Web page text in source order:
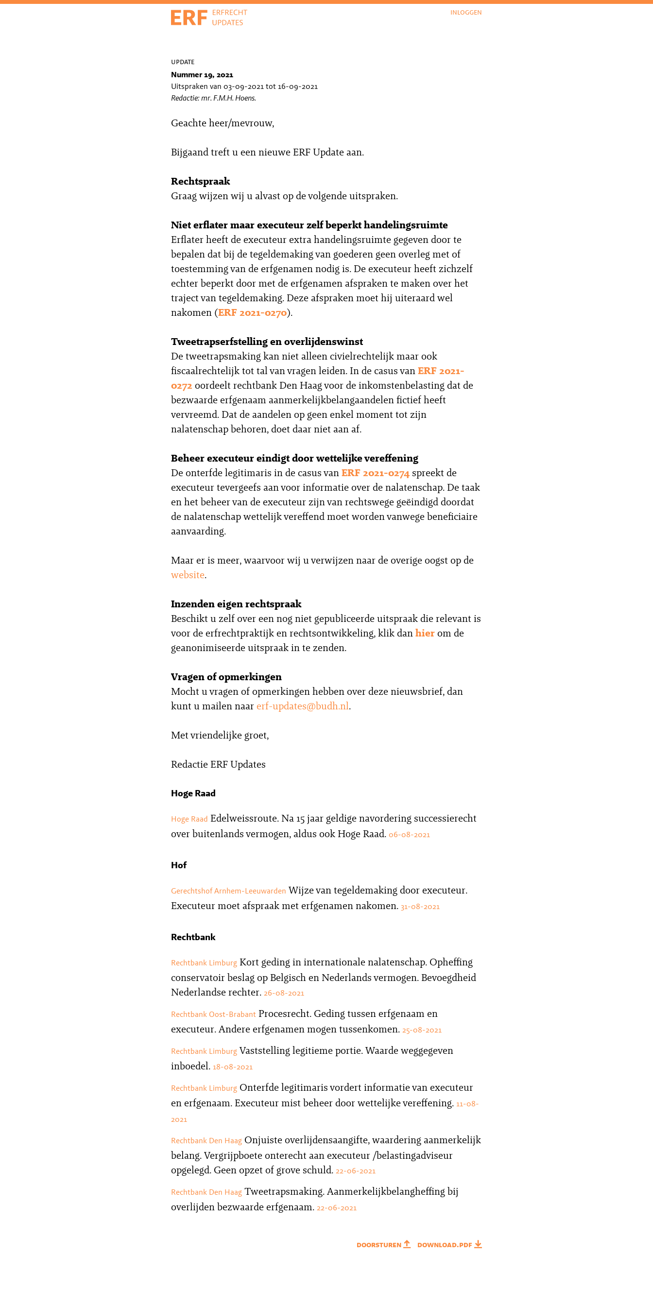
inloggen
update
Nummer 19, 2021
Uitspraken van 03-09-2021 tot 16-09-2021
Redactie: mr. F.M.H. Hoens.
Geachte heer/mevrouw,
Bijgaand treft u een nieuwe ERF Update aan.
Rechtspraak
Graag wijzen wij u alvast op de volgende uitspraken.
Niet erflater maar executeur zelf beperkt handelingsruimte
Erflater heeft de executeur extra handelingsruimte gegeven door te
bepalen dat bij de tegeldemaking van goederen geen overleg met of
toestemming van de erfgenamen nodig is. De executeur heeft zichzelf
echter beperkt door met de erfgenamen afspraken te maken over het
traject van tegeldemaking. Deze afspraken moet hij uiteraard wel
nakomen (ERF 2021-0270).
Tweetrapserfstelling en overlijdenswinst
De tweetrapsmaking kan niet alleen civielrechtelijk maar ook
fiscaalrechtelijk tot tal van vragen leiden. In de casus vanERF 2021-
0272 oordeelt rechtbank Den Haag voor de inkomstenbelasting dat de
bezwaarde erfgenaam aanmerkelijkbelangaandelen fictief heeft
vervreemd. Dat de aandelen op geen enkel moment tot zijn
nalatenschap behoren, doet daar niet aan af.
Beheer executeur eindigt door wettelijke vereffening
De onterfde legitimaris in de casus vanERF 2021-0274spreekt de
executeur tevergeefs aan voor informatie over de nalatenschap. De taak
en het beheer van de executeur zijn van rechtswege geëindigd doordat
de nalatenschap wettelijk vereffend moet worden vanwege beneficiaire
aanvaarding.
Maar er is meer, waarvoor wij u verwijzen naar de overige oogst op de
website.
Inzenden eigen rechtspraak
Beschikt u zelf over een nog niet gepubliceerde uitspraak die relevant is
voor de erfrechtpraktijk en rechtsontwikkeling, klik danhierom de
geanonimiseerde uitspraak in te zenden.
Vragen of opmerkingen
Mocht u vragen of opmerkingen hebben over deze nieuwsbrief, dan
kunt u mailen naarerf-updates@budh.nl.
Met vriendelijke groet,
Redactie ERF Updates
Hoge Raad
Hoge Raad Edelweissroute. Na 15 jaar geldige navordering successierecht
over buitenlands vermogen, aldus ook Hoge Raad. 06-08-2021
Hof
Gerechtshof Arnhem-Leeuwarden Wijze van tegeldemaking door executeur.
Executeur moet afspraak met erfgenamen nakomen. 31-08-2021
Rechtbank
Rechtbank Limburg Kort geding in internationale nalatenschap. Opheffing
conservatoir beslag op Belgisch en Nederlands vermogen. Bevoegdheid
Nederlandse rechter. 26-08-2021
Rechtbank Oost-Brabant Procesrecht. Geding tussen erfgenaam en
executeur. Andere erfgenamen mogen tussenkomen. 25-08-2021
Rechtbank Limburg Vaststelling legitieme portie. Waarde weggegeven
inboedel. 18-08-2021
Rechtbank Limburg Onterfde legitimaris vordert informatie van executeur
en erfgenaam. Executeur mist beheer door wettelijke vereffening. 11-08-
2021
Rechtbank Den Haag Onjuiste overlijdensaangifte, waardering aanmerkelijk
belang. Vergrijpboete onterecht aan executeur /belastingadviseur
opgelegd. Geen opzet of grove schuld. 22-06-2021
Rechtbank Den Haag Tweetrapsmaking. Aanmerkelijkbelangheffing bij
overlijden bezwaarde erfgenaam. 22-06-2021
doorsturen download.pdf